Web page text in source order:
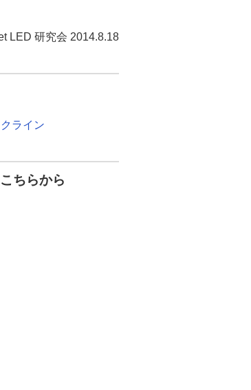
LED 研究会 2014.8.18
ライン
ちらから